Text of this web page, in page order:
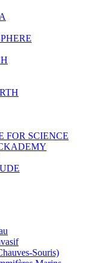
FOR SCIENCE
Souris)